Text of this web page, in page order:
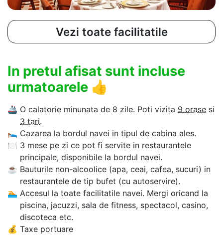
Vezi toate facilitatile
In pretul afisat sunt incluse
urmatoarele 👍
🚢 O calatorie minunata de 8 zile. Poti vizita 9 orase si
3 tari.
🛌 Cazarea la bordul navei in tipul de cabina ales.
🍽 3 mese pe zi ce pot fi servite in restaurantele
principale, disponibile la bordul navei.
☕ Bauturile non-alcoolice (apa, ceai, cafea, sucuri) in
restaurantele de tip bufet (cu autoservire).
🏊‍ Accesul la toate facilitatile navei. Mergi oricand la
piscina, jacuzzi, sala de fitness, spectacol, casino,
discoteca etc.
💰 Taxe portuare